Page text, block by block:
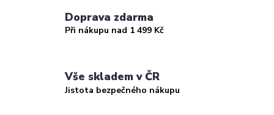
Doprava zdarma
Při nákupu nad 1 499 Kč
Vše skladem v ČR
Jistota bezpečného nákupu